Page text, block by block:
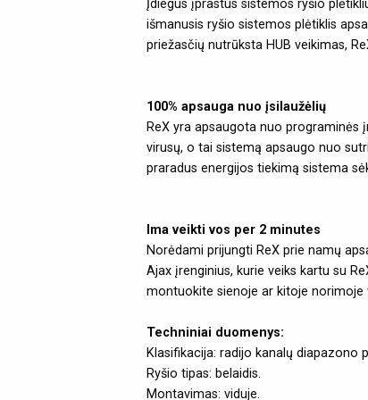
Įdiegus įprastus sistemos ryšio
išmanusis ryšio sistemos plėtiklis
priežasčių nutrūksta HUB veikimas,
100% apsauga nuo įsilaužėlių
ReX yra apsaugota nuo programinės
virusų, o tai sistemą apsaugo nuo
praradus energijos tiekimą sistema
Ima veikti vos per 2 minutes
Norėdami prijungti ReX prie namų
Ajax įrenginius, kurie veiks kartu su
montuokite sienoje ar kitoje norimoje
Techniniai duomenys:
Klasifikacija: radijo kanalų diapazono
Ryšio tipas: belaidis.
Montavimas: viduje.